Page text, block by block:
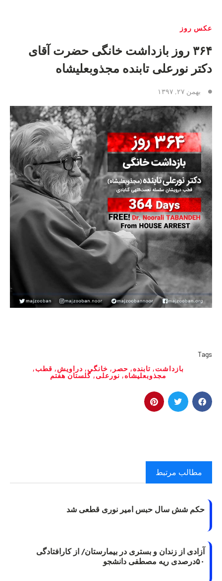
عکس روز
۳۶۴ روز بازداشت خانگی حضرت آقای
دکتر نورعلی تابنده مجذوبعلیشاه
بهمن ۲۷, ۱۳۹۷
Tags
بازداشت, تابنده, حصر , خانگی, دراویش, قطب,
مجذوبعلیشاه, نورعلی,گلستان هفتم
مطالب مرتبط
حکم شش سال حبس امیر نوری قطعی شد
آزادی از زندان و بستری در بیمارستان/ از کارافتادگی
۵۰درصدی ریه مصطفی دانشجو